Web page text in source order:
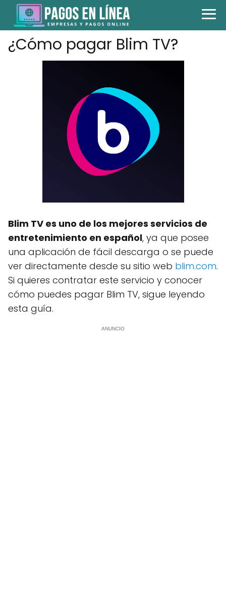
¿Cómo pagar Blim TV?
Blim TV es uno de los mejores servicios de
entretenimiento en español, ya que posee
una aplicación de fácil descarga o se puede
ver directamente desde su sitio web blim.com.
Si quieres contratar este servicio y conocer
cómo puedes pagar Blim TV, sigue leyendo
esta guía.
ANUNCIO